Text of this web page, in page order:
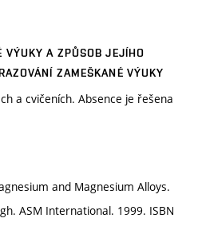
VÝUKY A ZPŮSOB JEJÍHO
ZAMEŠKANÉ VÝUKY
a cvičeních. Absence je řešena
and Magnesium Alloys.
ASM International. 1999. ISBN